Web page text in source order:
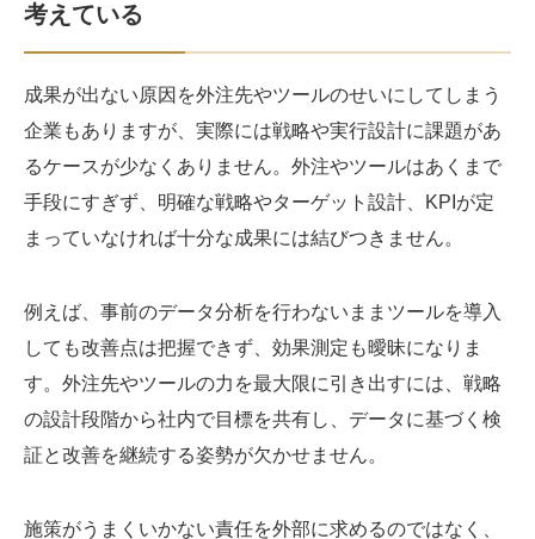
考えている
成果が出ない原因を外注先やツールのせいにしてしまう
企業もありますが、実際には戦略や実行設計に課題があ
るケースが少なくありません。外注やツールはあくまで
手段にすぎず、明確な戦略やターゲット設計、KPIが定
まっていなければ十分な成果には結びつきません。
例えば、事前のデータ分析を行わないままツールを導入
しても改善点は把握できず、効果測定も曖昧になりま
す。外注先やツールの力を最大限に引き出すには、戦略
の設計段階から社内で目標を共有し、データに基づく検
証と改善を継続する姿勢が欠かせません。
施策がうまくいかない責任を外部に求めるのではなく、